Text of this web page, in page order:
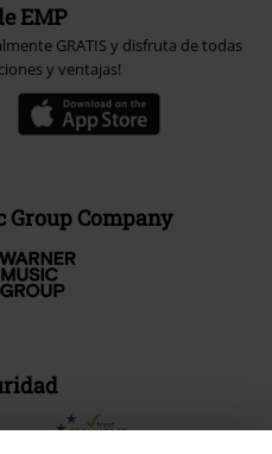
EMP
GRATIS y disfruta de todas
y ventajas!
Company